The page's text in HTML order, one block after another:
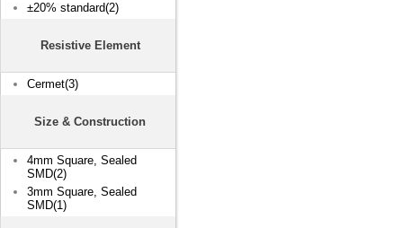
±20% standard(2)
Resistive Element
Cermet(3)
Size & Construction
4mm Square, Sealed
SMD(2)
3mm Square, Sealed
SMD(1)